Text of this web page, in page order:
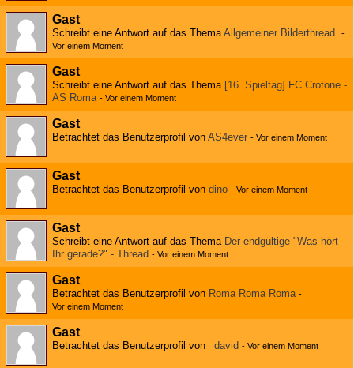
Gast
Schreibt eine Antwort auf das ThemaAllgemeiner Bilderthread. -
Vor einem Moment
Gast
Schreibt eine Antwort auf das Thema [16. Spieltag] FC Crotone -
AS Roma - Vor einem Moment
Gast
Betrachtet das Benutzerprofil von AS4ever - Vor einem Moment
Gast
Betrachtet das Benutzerprofil von dino - Vor einem Moment
Gast
Schreibt eine Antwort auf das Thema Der endgültige "Was hört
Ihr gerade?" - Thread - Vor einem Moment
Gast
Betrachtet das Benutzerprofil von Roma Roma Roma -
Vor einem Moment
Gast
Betrachtet das Benutzerprofil von _david - Vor einem Moment